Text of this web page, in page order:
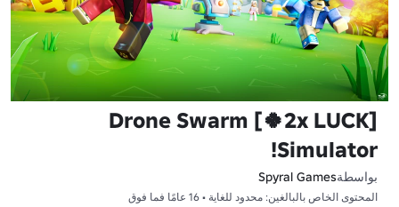
[2x LUCK🍀] Drone Swarm
Simulator!
بواسطةSpyral Games
المحتوى الخاص بالبالغين: محدود للغاية • 16 عامًا فما فوق